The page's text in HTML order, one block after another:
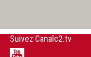
Suivez Canalc2.tv